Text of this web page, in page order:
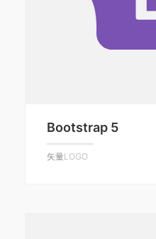
Bootstrap 5
矢量LOGO